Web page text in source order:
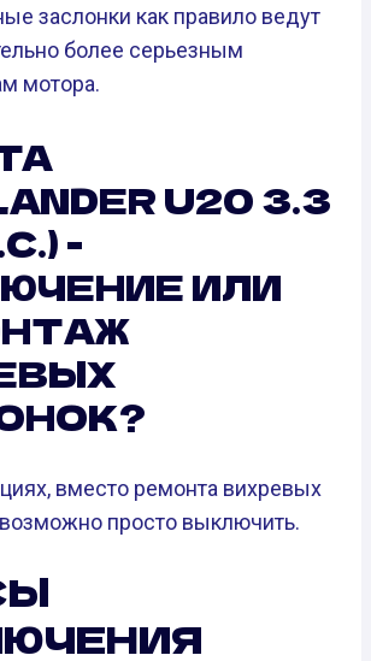
заслонки как правило ведут
более серьезным
мотора.
U20 3.3
-
ИЛИ
вместо ремонта вихревых
просто выключить.